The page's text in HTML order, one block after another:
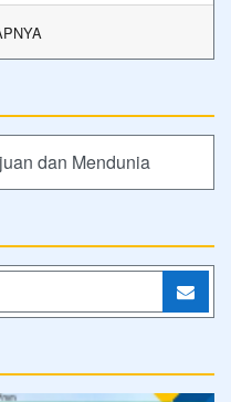
dan Mendunia